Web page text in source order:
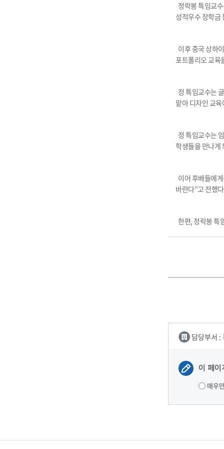
정락봉 특임교
성적우수 장학금
이후 중국 상하
포트폴리오 교육
정 특임교수는
맡아 디자인 교
정 특임교수는
학생들을 만나게
이어 후배들에
바란다”고 전했
한편, 정락봉 특
담당부서 :
이 페이
매우